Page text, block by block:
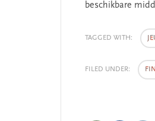
beschikbare
TAGGED WITH:
FILED UNDER: